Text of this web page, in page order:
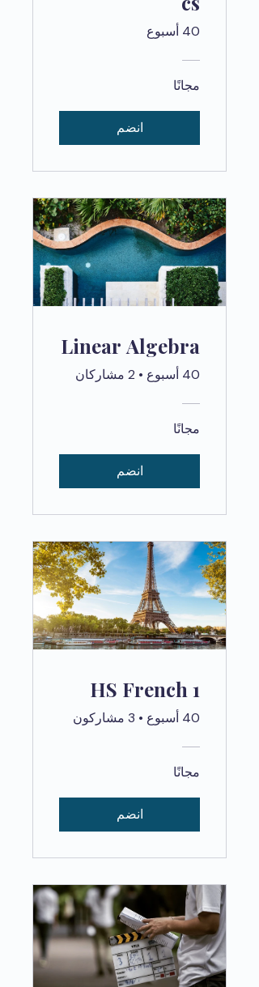
40 أسبوع
مجانًا
انضم
Linear Algebra
40 أسبوع • 2 مشاركان
مجانًا
انضم
HS French 1
40 أسبوع • 3 مشاركون
مجانًا
انضم